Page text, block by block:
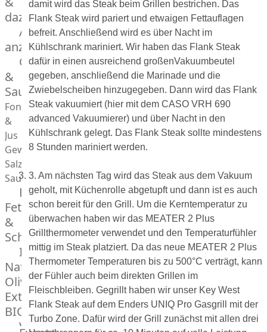
&
Hot
Dog
Brötchen
Desserts
dazu
Alle
anzeigen
Gewürze
&
Saucen
Fonds
&
Jus
Gewürze
Salz
Saucen
Butter,
Fett
&
Schmalz
ItalianBar
Natives
Olivenöl
Extra
BIO
Veggie
damit wird das Steak beim Grillen bestrichen. Das
Flank Steak wird pariert und etwaigen Fettauflagen
befreit. Anschließend wird es über Nacht im
Kühlschrank mariniert. Wir haben das Flank Steak
dafür in einen ausreichend großenVakuumbeutel
gegeben, anschließend die Marinade und die
Zwiebelscheiben hinzugegeben. Dann wird das Flank
Steak vakuumiert (hier mit dem CASO VRH 690
advanced Vakuumierer) und über Nacht in den
Kühlschrank gelegt. Das Flank Steak sollte mindestens
8 Stunden mariniert werden.
3. Am nächsten Tag wird das Steak aus dem Vakuum
geholt, mit Küchenrolle abgetupft und dann ist es auch
schon bereit für den Grill. Um die Kerntemperatur zu
überwachen haben wir das MEATER 2 Plus
Grillthermometer verwendet und den Temperaturfühler
mittig im Steak platziert. Da das neue MEATER 2 Plus
Thermometer Temperaturen bis zu 500°C verträgt, kann
der Fühler auch beim direkten Grillen im
Fleischbleiben. Gegrillt haben wir unser Key West
Flank Steak auf dem Enders UNIQ Pro Gasgrill mit der
Turbo Zone. Dafür wird der Grill zunächst mit allen drei